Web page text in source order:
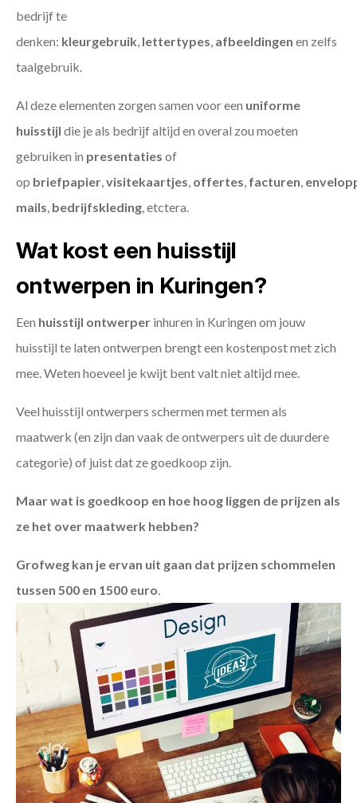
bedrijf te
denken: kleurgebruik, lettertypes, afbeeldingen en zelfs
taalgebruik.
Al deze elementen zorgen samen voor een uniforme
huisstijl die je als bedrijf altijd en overal zou moeten
gebruiken in presentaties of
op briefpapier,visitekaartjes, offertes, facturen,
mails, bedrijfskleding, etctera.
Wat kost een huisstijl
ontwerpen in Kuringen?
Een huisstijl ontwerper inhuren in Kuringen om jouw
huisstijl te laten ontwerpen brengt een kostenpost met zich
mee. Weten hoeveel je kwijt bent valt niet altijd mee.
Veel huisstijl ontwerpers schermen met termen als
maatwerk (en zijn dan vaak de ontwerpers uit de duurdere
categorie) of juist dat ze goedkoop zijn.
Maar wat is goedkoop en hoe hoog liggen de prijzen als
ze het over maatwerk hebben?
Grofweg kan je ervan uit gaan dat prijzen schommelen
tussen 500 en 1500 euro.